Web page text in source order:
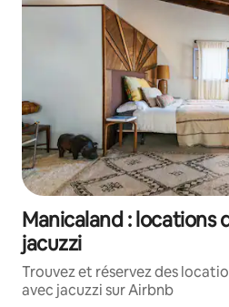
Manicaland : locations
jacuzzi
Trouvez et réservez des
avec jacuzzi sur Airbnb